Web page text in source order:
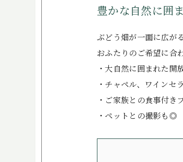
豊かな自然に囲
ぶどう畑が一面に広が
おふたりのご希望に合
・大自然に囲まれた開
・チャペル、ワインセ
・ご家族との食事付き
・ペットとの撮影も◎